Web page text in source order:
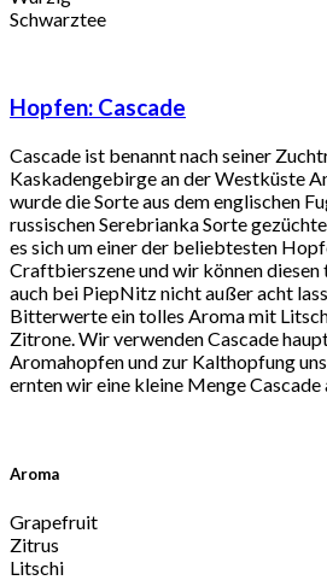
Schwarztee
Hopfen: Cascade
Cascade ist benannt nach seiner
Kaskadengebirge an der Westküste
wurde die Sorte aus dem englischen
russischen Serebrianka Sorte
es sich um einer der beliebtesten
Craftbierszene und wir können
auch bei PiepNitz nicht außer acht
Bitterwerte ein tolles Aroma mit
Zitrone. Wir verwenden Cascade
Aromahopfen und zur Kalthopfung
ernten wir eine kleine Menge
Aroma
Grapefruit
Zitrus
Litschi